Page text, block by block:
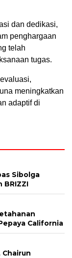
dan dedikasi,
penghargaan
telah
tugas.
meningkatkan
adaptif di
Sibolga
BRIZZI
California